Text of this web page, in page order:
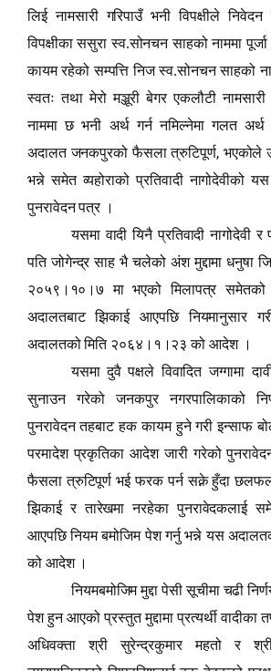
लिई नामसारी गरिपाउँ भनी विपक्षीले निवेदन
विपक्षीका ससुरा स्व.सोनचन साहको नाममा
कायम रहेको सम्पत्ति निज स्व.सोनचन साहको
स्वतः तथा मेरो मञ्जूरी बेगर एकलौटी नामसारी
नाममा छ भनी अर्थ गर्न नमिल्नेमा गलत अर्थ
अदालत जनकपुरको फैसला त्रुटिपूर्ण, भएकोले
भन्ने समेत व्यहोराको प्रतिवादी नागोदेवीको
पुनरावेदन पत्र ।
यसमा वादी यिनै प्रतिवादी नागोदेवी र
पति जोगेन्द्र साह भै चलेको अंश मुद्दामा धनुषा
२०५९।१०।७ मा भएको मिलापत्र समेतको
अदालतबाट झिकाई आएपछि नियमानुसार
अदालतको मिति २०६४।१।२३ को आदेश
।
यसमा दुवै पक्षले विवादित जग्गामा
सुनाउन गरेको जनकपुर नगरपालिकाको
पुनरावेदन तहबाट हक कायम हुने गरी इन्साफ
परमादेश प्रकृतिका आदेश जारी गरेको
फैसला त्रुटिपूर्ण भई फरक पर्न सक्ने हुँदा
झिकाई र तारेखमा नरहेका पुनरावेदकलाई
आएपछि नियम बमोजिम पेश गर्नु भन्ने यस
को आदेश ।
नियमबमोजिम मुद्दा पेसी सूचीमा चढी
पेश हुन आएको प्रस्तुत मुद्दामा प्रत्यर्थी वादीका
अधिवक्ता श्री सुरेन्द्रकुमार महतो र